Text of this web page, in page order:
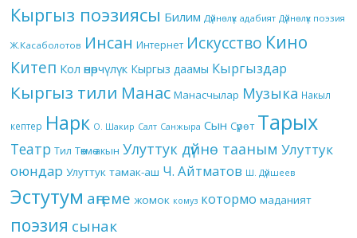
Кыргыз поэзиясы Билим Дүйнөлүк адабият Дүйнөлүк поэзия
Ж.Касаболотов Инсан Интернет Искусство Кино
Китеп Кол өнөрчүлүк Кыргыз даамы Кыргыздар
Кыргыз тили Манас Манасчылар Музыка Накыл
кептер Нарк О. Шакир Салт Санжыра Сын Сүрөт Тарых
Театр Тил Төкмө акын Улуттук дүйнө тааным Улуттук
оюндар Улуттук тамак-аш Ч. Айтматов Ш. Дүйшеев
Эстутум аңгеме жомок комуз котормо маданият
поэзия сынак